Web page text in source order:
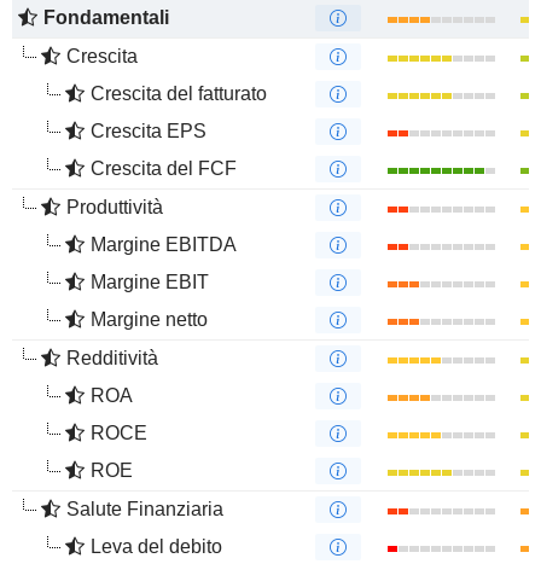
Fondamentali
Crescita
Crescita del fatturato
Crescita EPS
Crescita del FCF
Produttività
Margine EBITDA
Margine EBIT
Margine netto
Redditività
ROA
ROCE
ROE
Salute Finanziaria
Leva del debito